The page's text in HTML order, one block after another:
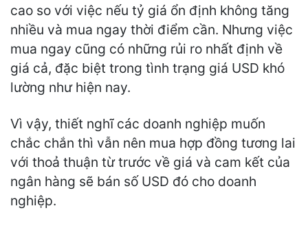
cao so với việc nếu tỷ giá ổn định không tăng
nhiều và mua ngay thời điểm cần. Nhưng việc
mua ngay cũng có những rủi ro nhất định về
giá cả, đặc biệt trong tình trạng giá USD khó
lường như hiện nay.
Vì vậy, thiết nghĩ các doanh nghiệp muốn
chắc chắn thì vẫn nên mua hợp đồng tương lai
với thoả thuận từ trước về giá và cam kết của
ngân hàng sẽ bán số USD đó cho doanh
nghiệp.